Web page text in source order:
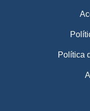
Política